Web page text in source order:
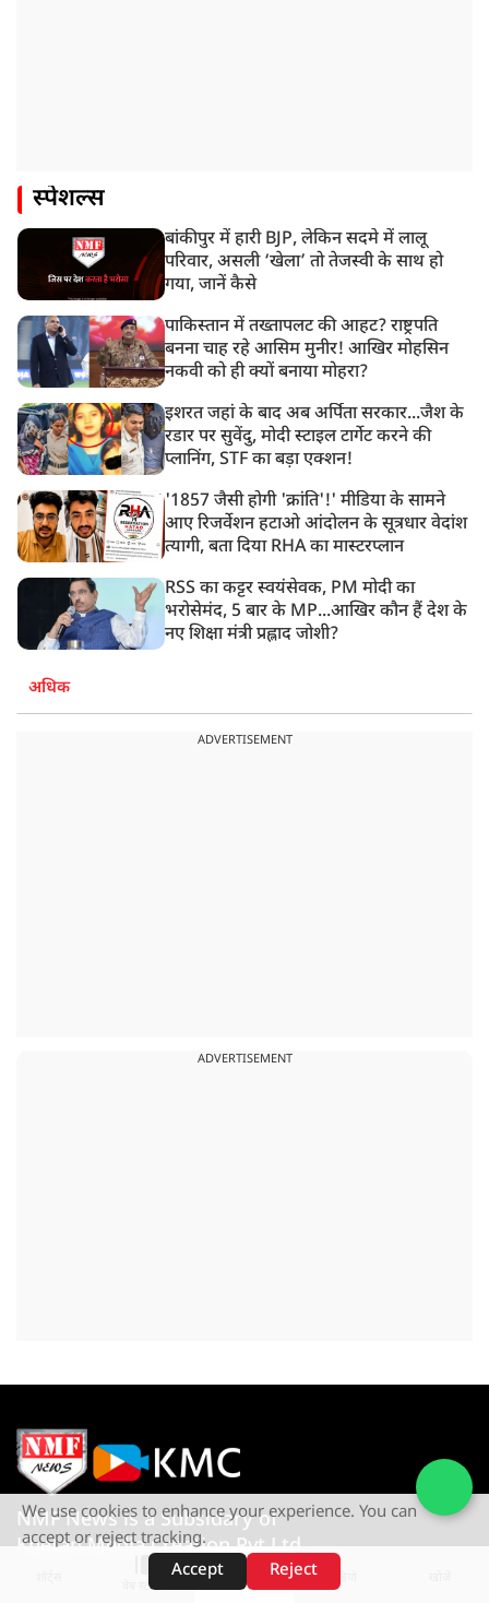
स्पेशल्स
बांकीपुर में हारी BJP, लेकिन सदमे में लालू
परिवार, असली ‘खेला’ तो तेजस्वी के साथ हो
गया, जानें कैसे
पाकिस्तान में तख्तापलट की आहट? राष्ट्रपति
बनना चाह रहे आसिम मुनीर! आखिर मोहसिन
नकवी को ही क्यों बनाया मोहरा?
इशरत जहां के बाद अब अर्पिता सरकार...जैश के
रडार पर सुवेंदु, मोदी स्टाइल टार्गेट करने की
प्लानिंग, STF का बड़ा एक्शन!
'1857 जैसी होगी 'क्रांति'!' मीडिया के सामने
आए रिजर्वेशन हटाओ आंदोलन के सूत्रधार वेदांश
त्यागी, बता दिया RHA का मास्टरप्लान
RSS का कट्टर स्वयंसेवक, PM मोदी का
भरोसेमंद, 5 बार के MP...आखिर कौन हैं देश के
नए शिक्षा मंत्री प्रह्लाद जोशी?
अधिक
ADVERTISEMENT
ADVERTISEMENT
वेब स्टोरीज़
NMF News is a Subsidary of
Khetan Media Creation Pvt Ltd
We use cookies to enhance your experience. You can
accept or reject tracking.
Accept
Reject